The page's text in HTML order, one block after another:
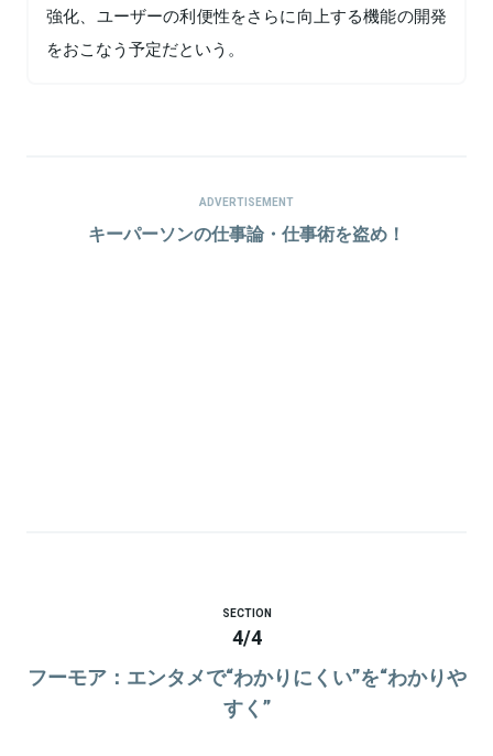
強化、ユーザーの利便性をさらに向上する機能の開発
をおこなう予定だという。
ADVERTISEMENT
キーパーソンの仕事論・仕事術を盗め！
SECTION
4/4
フーモア：エンタメで“わかりにくい”を“わかりや
すく”